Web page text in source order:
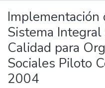
Implementación
Sistema
Calidad para
Sociales Piloto
2004